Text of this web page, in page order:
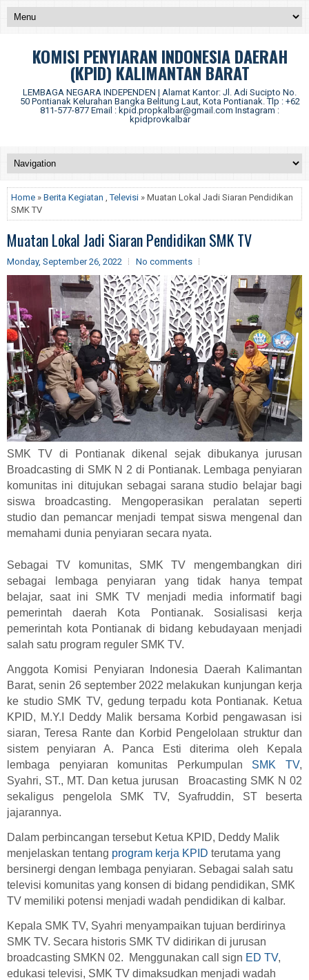
KOMISI PENYIARAN INDONESIA DAERAH
(KPID) KALIMANTAN BARAT
LEMBAGA NEGARA INDEPENDEN | Alamat Kantor: Jl. Adi Sucipto No.
50 Pontianak Kelurahan Bangka Belitung Laut, Kota Pontianak. Tlp : +62
811-577-877 Email : kpid.propkalbar@gmail.com Instagram :
kpidprovkalbar
Home » Berita Kegiatan ,Televisi » Muatan Lokal Jadi Siaran Pendidikan
SMK TV
Muatan Lokal Jadi Siaran Pendidikan SMK TV
Monday, September 26, 2022 No comments
SMK TV di Pontianak dikenal sejak dibukanya jurusan
Broadcasting di SMK N 2 di Pontianak. Lembaga penyiaran
komunitas ini ditujukan sebagai sarana studio belajar bagi
siswa broadcasting. Mengoperasikan peralatan seperti
studio dan pemancar menjadi tempat siswa mengenal dan
memahami dunia penyiaran secara nyata.
Sebagai TV komunitas, SMK TV mengembangkan diri
sebagai lembaga penyiaran yang tidak hanya tempat
belajar, saat ini SMK TV menjadi media informatif bagi
pemerintah daerah Kota Pontianak. Sosialisasi kerja
pemerintah kota Pontianak di bidang kebudayaan menjadi
salah satu program reguler SMK TV.
Anggota Komisi Penyiaran Indonesia Daerah Kalimantan
Barat, senin 26 september 2022 melakukan kunjungan kerja
ke studio SMK TV, gedung terpadu kota Pontianak. Ketua
KPID, M.Y.I Deddy Malik bersama Korbid pengawasan isi
siaran, Teresa Rante dan Korbid Pengelolaan struktur dan
sistem penyiaran A. Panca Esti diterima oleh
Kepala
lembaga penyiaran komunitas Perkumpulan SMK TV,
Syahri, ST., MT. Dan ketua jurusan Broacasting SMK N 02
sekaligus pengelola SMK TV, Syafruddin, ST beserta
jajarannya.
Dalam perbincangan tersebut Ketua KPID, Deddy Malik
menjelaskan tentang program kerja KPID terutama yang
bersinergi dengan lembaga penyiaran. Sebagai salah satu
televisi komunitas yang konsen di bidang pendidikan, SMK
TV memiliki potensi menjadi wadah pendidikan di kalbar.
Kepala SMK TV, Syahri menyampaikan tujuan berdirinya
SMK TV. Secara historis SMK TV didirikan di jurusan
broadcasting SMKN 02. Menggunakan call sign ED TV,
edukasi televisi, SMK TV dimaksudkan menjadi wadah